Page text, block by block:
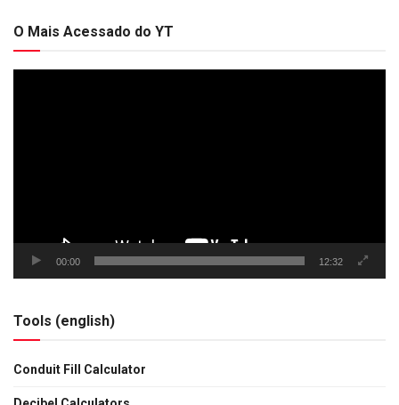
O Mais Acessado do YT
00:00 12:32
Tools (english)
Conduit Fill Calculator